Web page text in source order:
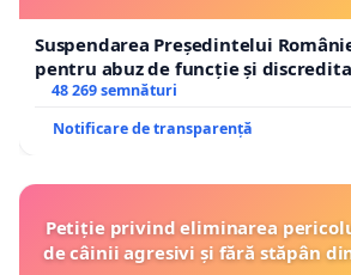
Suspendarea Președintelui
pentru abuz de funcție și
48 269 semnături
Notificare de transparență
Petiție privind eliminarea
de câinii agresivi și fără stăpân